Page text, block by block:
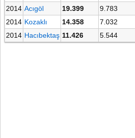
2014 Acıgöl 19.399 9.783
2014 Kozaklı 14.358 7.032
2014 Hacıbektaş 11.426 5.544